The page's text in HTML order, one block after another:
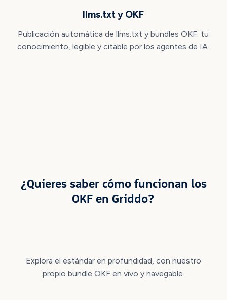
llms.txt y OKF
Publicación automática de llms.txt y bundles OKF: tu
conocimiento, legible y citable por los agentes de IA.
¿Quieres saber cómo funcionan los
OKF en Griddo?
Explora el estándar en profundidad, con nuestro
propio bundle OKF en vivo y navegable.